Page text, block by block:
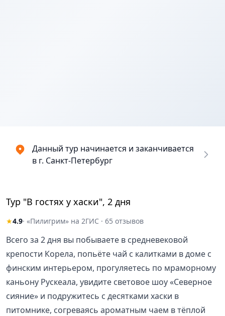
Данный тур начинается и заканчивается
в г. Санкт-Петербург
Тур "В гостях у хаски", 2 дня
★4.9· «Пилигрим» на 2ГИС · 65 отзывов
Всего за 2 дня вы побываете в средневековой
крепости Корела, попьёте чай с калитками в доме с
финским интерьером, прогуляетесь по мраморному
каньону Рускеала, увидите световое шоу «Северное
сияние» и подружитесь с десятками хаски в
питомнике, согреваясь ароматным чаем в тёплой